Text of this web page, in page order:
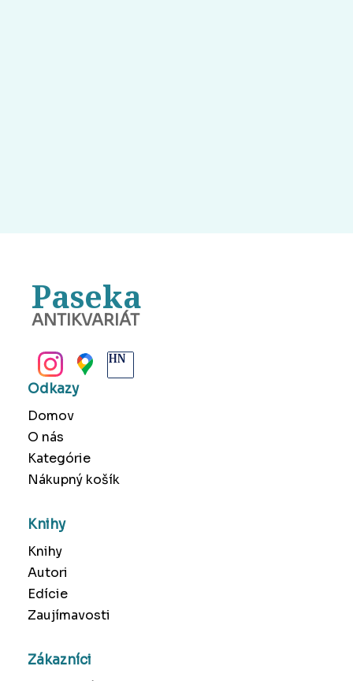
Paseka
ANTIKVARIÁT
Odkazy
Domov
O nás
Kategórie
Nákupný košík
Knihy
Knihy
Autori
Edície
Zaujímavosti
Zákazníci